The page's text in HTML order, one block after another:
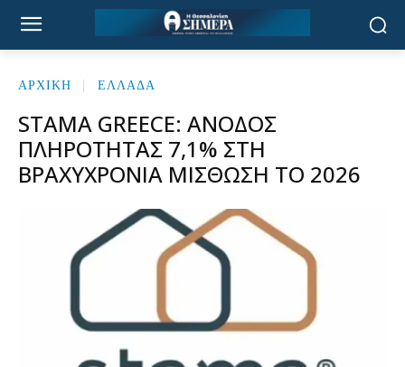
ΑΡΧΙΚΉ ΕΛΛΑΔΑ
STAMA GREECE: ΆΝΟΔΟΣ
ΠΛΗΡΌΤΗΤΑΣ 7,1% ΣΤΗ
ΒΡΑΧΥΧΡΌΝΙΑ ΜΊΣΘΩΣΗ ΤΟ 2026